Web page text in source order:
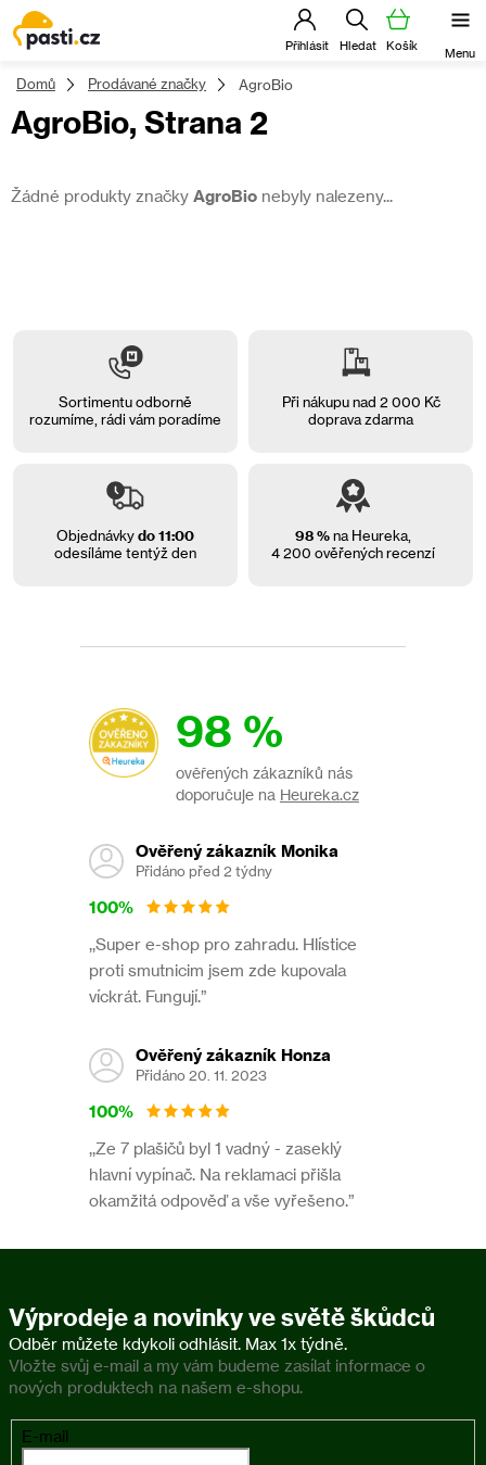
Přejít
na
obsah
Domů Prodávané značky AgroBio
AgroBio, Strana 2
Žádné produkty značky AgroBio nebyly nalezeny...
Sortimentu odborně
rozumíme, rádi vámporadíme
Při nákupu nad 2 000 Kč
doprava zdarma
Objednávkydo 11:00
odesíláme tentýž den
98 %na Heureka,
4 200 ověřených recenzí
98 %
ověřených zákazníků nás
doporučuje na Heureka.cz
Ověřený zákazník Monika
Přidáno před 2 týdny
100%
,,Super e-shop pro zahradu. Hlístice
proti smutnicim jsem zde kupovala
víckrát. Fungují.”
Ověřený zákazník Honza
Přidáno 20. 11. 2023
100%
,,Ze 7 plašičů byl 1 vadný - zaseklý
hlavní vypínač. Na reklamaci přišla
okamžitá odpověď a vše vyřešeno.”
Výprodeje a novinky ve světě škůdců
Vložte svůj e-mail a my vám budeme zasílat informace o
nových produktech na našem e-shopu.
E-mail